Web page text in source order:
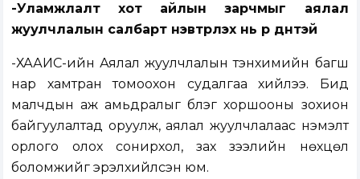
-Уламжлалт хот айлын зарчмыг аялал
жуулчлалын салбарт нэвтрүүлэх нь үр дүнтэй
-ХААИС-ийн Аялал жуулчлалын тэнхимийн багш
нар хамтран томоохон судалгаа хийлээ. Бид
малчдын аж амьдралыг бүлэг хоршооны зохион
байгуулалтад оруулж, аялал жуулчлалаас нэмэлт
орлого олох сонирхол, зах зээлийн нөхцөл
боломжийг эрэлхийлсэн юм.